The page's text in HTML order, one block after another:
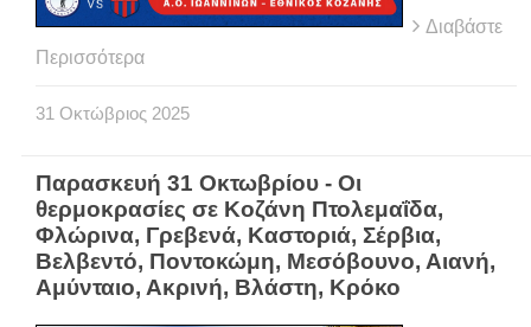
Διαβάστε
Περισσότερα
31 Οκτώβριος 2025
Παρασκευή 31 Οκτωβρίου - Οι
θερμοκρασίες σε Κοζάνη Πτολεμαΐδα,
Φλώρινα, Γρεβενά, Καστοριά, Σέρβια,
Βελβεντό, Ποντοκώμη, Μεσόβουνο, Αιανή,
Αμύνταιο, Ακρινή, Βλάστη, Κρόκο